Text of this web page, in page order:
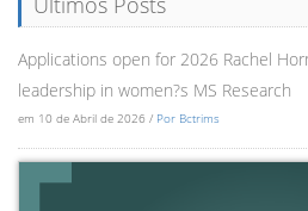
Applications open for 2026 Rachel
leadership in women?s MS Research
em 10 de Abril de 2026 / Por Bctrims